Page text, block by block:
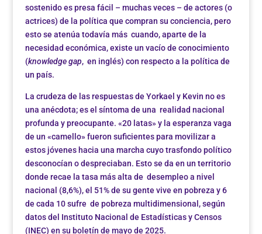
sostenido es presa fácil – muchas veces – de actores (o
actrices) de la política que compran su conciencia, pero
esto se atenúa todavía más cuando, aparte de la
necesidad económica, existe un vacío de conocimiento
(knowledge gap, en inglés) con respecto a la política de
un país.
La crudeza de las respuestas de Yorkael y Kevin no es
una anécdota; es el síntoma de una realidad nacional
profunda y preocupante. «20 latas» y la esperanza vaga
de un «camello» fueron suficientes para movilizar a
estos jóvenes hacia una marcha cuyo trasfondo político
desconocían o despreciaban. Esto se da en un territorio
donde recae la tasa más alta de desempleo a nivel
nacional (8,6%), el 51% de su gente vive en pobreza y 6
de cada 10 sufre de pobreza multidimensional, según
datos del Instituto Nacional de Estadísticas y Censos
(INEC) en su boletín de mayo de 2025.